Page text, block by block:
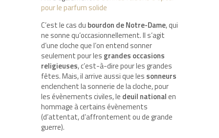
pour le parfum solide
C’est le cas du bourdon de Notre-Dame, qui
ne sonne qu’occasionnellement. Il s’agit
d’une cloche que l’on entend sonner
seulement pour les grandes occasions
religieuses, c’est-à-dire pour les grandes
fêtes. Mais, il arrive aussi que les sonneurs
enclenchent la sonnerie de la cloche, pour
les évènements civiles, le deuil nationalen
hommage à certains évènements
(d’attentat, d’affrontement ou de grande
guerre).